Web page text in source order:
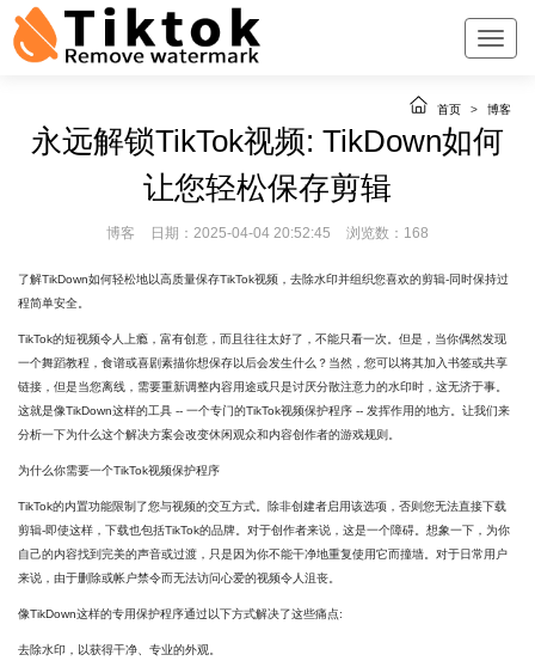
首页 > 博客
永远解锁TikTok视频: TikDown如何
让您轻松保存剪辑
博客 日期：2025-04-04 20:52:45 浏览数：168
了解TikDown如何轻松地以高质量保存TikTok视频，去除水印并组织您喜欢的剪辑-同时保持过
程简单安全。
TikTok的短视频令人上瘾，富有创意，而且往往太好了，不能只看一次。但是，当你偶然发现
一个舞蹈教程，食谱或喜剧素描你想保存以后会发生什么？当然，您可以将其加入书签或共享
链接，但是当您离线，需要重新调整内容用途或只是讨厌分散注意力的水印时，这无济于事。
这就是像TikDown这样的工具 -- 一个专门的TikTok视频保护程序 -- 发挥作用的地方。让我们来
分析一下为什么这个解决方案会改变休闲观众和内容创作者的游戏规则。
为什么你需要一个TikTok视频保护程序
TikTok的内置功能限制了您与视频的交互方式。除非创建者启用该选项，否则您无法直接下载
剪辑-即使这样，下载也包括TikTok的品牌。对于创作者来说，这是一个障碍。想象一下，为你
自己的内容找到完美的声音或过渡，只是因为你不能干净地重复使用它而撞墙。对于日常用户
来说，由于删除或帐户禁令而无法访问心爱的视频令人沮丧。
像TikDown这样的专用保护程序通过以下方式解决了这些痛点:
去除水印，以获得干净、专业的外观。